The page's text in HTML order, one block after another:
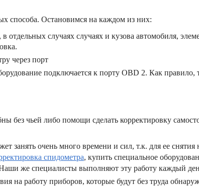
способа. Остановимся на каждом из них:
случаях случаях и кузова автомобиля,
через порт
подключается к порту OBD 2. Как правило,
без чьей либо помощи сделать корректировку
занять очень много времени и сил, т.к. для ее
спидометра, купить специальное
же специалисты выполняют эту работу каждый
на работу приборов, которые будут без труда